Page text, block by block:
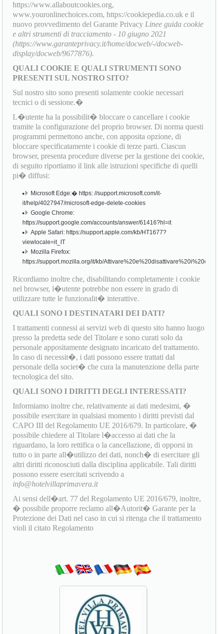
https://www.allaboutcookies.org,
www.youronlinechoices.com, https://cookiepedia.co.uk e il
nuovo provvedimento del Garante Privacy Linee guida cookie
e altri strumenti di tracciamento - 10 giugno 2021
(https://www.garanteprivacy.it/home/docweb/-/docweb-
display/docweb/9677876).
QUALI COOKIE E QUALI STRUMENTI SONO
PRESENTI SUL NOSTRO SITO?
Sul nostro sito sono presenti solamente cookie necessari
tecnici o di sessione.�
L�utente ha la possibilit� bloccare o cancellare i cookie
tramite la configurazione del proprio browser. Di norma questi
programmi permettono anche, con apposita opzione, di
bloccare specificatamente i cookie di terze parti. Ciascun
browser, presenta procedure diverse per la gestione dei cookie,
di seguito riportiamo il link alle istruzioni specifiche di quelli
pi� diffusi:
Microsoft Edge:� https: //support.microsoft.com/it-
it/help/4027947/microsoft-edge-delete-cookies
Google Chrome:
https://support.google.com/accounts/answer/61416?hl=it
Apple Safari: https://support.apple.com/kb/HT1677?
viewlocale=it_IT
Mozilla Firefox:
https://support.mozilla.org/it/kb/
Ricordiamo inoltre che, disabilitando completamente i cookie
nel browser, l�utente potrebbe non essere in grado di
utilizzare tutte le funzionalit� interattive.
QUALI SONO I DESTINATARI DEI DATI?
I trattamenti connessi ai servizi web di questo sito hanno luogo
presso la predetta sede del Titolare e sono curati solo da
personale appositamente designato incaricato del trattamento.
In caso di necessit�, i dati possono essere trattati dal
personale della societ� che cura la manutenzione della parte
tecnologica del sito.
QUALI SONO I DIRITTI DEGLI INTERESSATI?
Informiamo inoltre che, relativamente ai dati medesimi, �
possibile esercitare in qualsiasi momento i diritti previsti dal
CAPO III del Regolamento UE 2016/679. In particolare, �
possibile chiedere al Titolare l�accesso ai dati che la
riguardano, la loro rettifica o la cancellazione, di opporsi in
tutto o in parte all�utilizzo dei dati, nonch� di esercitare gli
altri diritti riconosciuti dalla disciplina applicabile. Tali diritti
possono essere esercitati scrivendo a
info@hotelvillaprimavera.it
Ai sensi dell�art. 77 del Regolamento UE 2016/679, inoltre,
� possibile proporre reclamo all�Autorit� Garante per la
Protezione dei Dati nel caso in cui si ritenga che il trattamento
violi il citato Regolamento